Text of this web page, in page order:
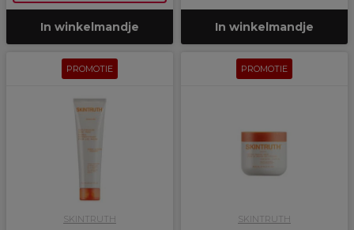
In winkelmandje In winkelmandje
PROMOTIE
SKINTRUTH
PROMOTIE
SKINTRUTH